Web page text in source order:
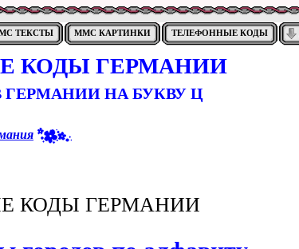
ТЕКСТЫ ММС КАРТИНКИ ТЕЛЕФОННЫЕ КОДЫ
КОДЫ ГЕРМАНИИ
НА БУКВУ Ц
КОДЫ ГЕРМАНИИ